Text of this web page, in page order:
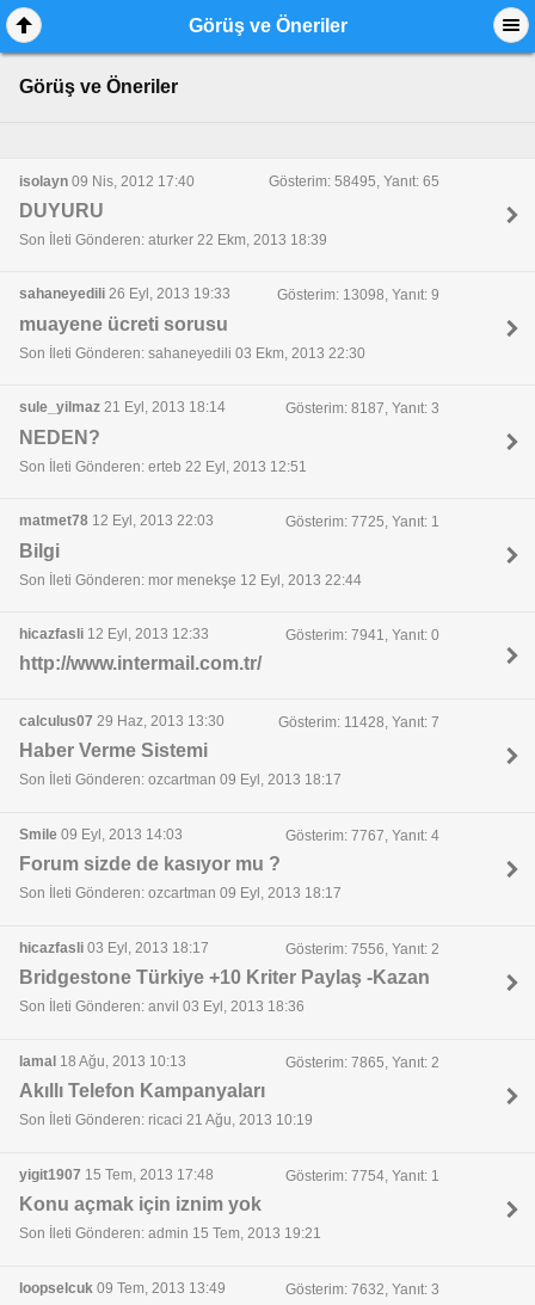
Görüş ve Öneriler
Görüş ve Öneriler
isolayn 09 Nis, 2012 17:40 Gösterim: 58495, Yanıt: 65
DUYURU
Son İleti Gönderen: aturker 22 Ekm, 2013 18:39
sahaneyedili 26 Eyl, 2013 19:33 Gösterim: 13098, Yanıt: 9
muayene ücreti sorusu
Son İleti Gönderen: sahaneyedili 03 Ekm, 2013 22:30
sule_yilmaz 21 Eyl, 2013 18:14 Gösterim: 8187, Yanıt: 3
NEDEN?
Son İleti Gönderen: erteb 22 Eyl, 2013 12:51
matmet78 12 Eyl, 2013 22:03 Gösterim: 7725, Yanıt: 1
Bilgi
Son İleti Gönderen: mor menekşe 12 Eyl, 2013 22:44
hicazfasli 12 Eyl, 2013 12:33 Gösterim: 7941, Yanıt: 0
http://www.intermail.com.tr/
calculus07 29 Haz, 2013 13:30 Gösterim: 11428, Yanıt: 7
Haber Verme Sistemi
Son İleti Gönderen: ozcartman 09 Eyl, 2013 18:17
Smile 09 Eyl, 2013 14:03 Gösterim: 7767, Yanıt: 4
Forum sizde de kasıyor mu ?
Son İleti Gönderen: ozcartman 09 Eyl, 2013 18:17
hicazfasli 03 Eyl, 2013 18:17 Gösterim: 7556, Yanıt: 2
Bridgestone Türkiye +10 Kriter Paylaş -Kazan
Son İleti Gönderen: anvil 03 Eyl, 2013 18:36
lamal 18 Ağu, 2013 10:13 Gösterim: 7865, Yanıt: 2
Akıllı Telefon Kampanyaları
Son İleti Gönderen: ricaci 21 Ağu, 2013 10:19
yigit1907 15 Tem, 2013 17:48 Gösterim: 7754, Yanıt: 1
Konu açmak için iznim yok
Son İleti Gönderen: admin 15 Tem, 2013 19:21
loopselcuk 09 Tem, 2013 13:49 Gösterim: 7632, Yanıt: 3